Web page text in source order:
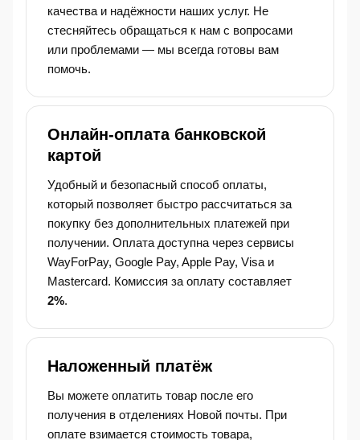
качества и надёжности наших услуг. Не
стесняйтесь обращаться к нам с вопросами
или проблемами — мы всегда готовы вам
помочь.
Онлайн-оплата банковской
картой
Удобный и безопасный способ оплаты,
который позволяет быстро рассчитаться за
покупку без дополнительных платежей при
получении. Оплата доступна через сервисы
WayForPay, Google Pay, Apple Pay, Visa и
Mastercard. Комиссия за оплату составляет
2%.
Наложенный платёж
Вы можете оплатить товар после его
получения в отделениях Новой почты. При
оплате взимается стоимость товара,